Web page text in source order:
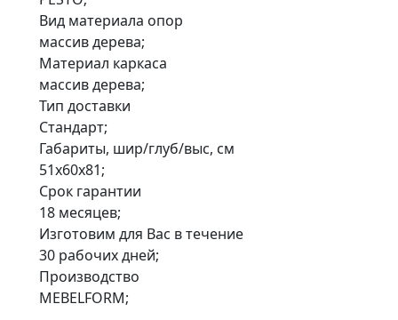
Вид материала опор
массив дерева;
Материал каркаса
массив дерева;
Тип доставки
Стандарт;
Габариты, шир/глуб/выс, см
51x60x81;
Срок гарантии
18 месяцев;
Изготовим для Вас в течение
30 рабочих дней;
Производство
MEBELFORM;